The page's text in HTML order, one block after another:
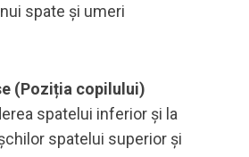
spate și umeri
(Poziția copilului)
spatelui inferior și la
spatelui superior și